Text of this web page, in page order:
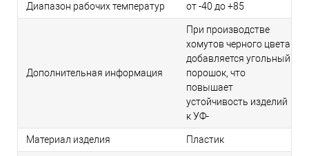
Диапазон рабочих температур от -40 до +85
Дополнительная информация
При производстве
хомутов черного цвета
добавляется угольный
порошок, что
повышает
устойчивость изделий
к УФ-
Материал изделия Пластик